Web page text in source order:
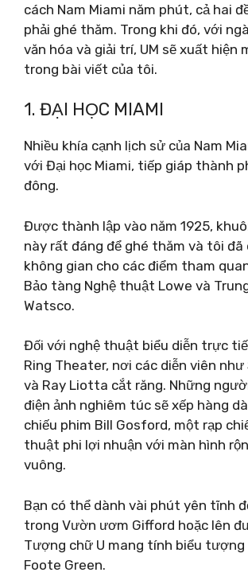
cách Nam Miami năm phút, cả hai
phải ghé thăm. Trong khi đó, với
văn hóa và giải trí, UM sẽ xuất hiện
trong bài viết của tôi.
1. ĐẠI HỌC MIAMI
Nhiều khía cạnh lịch sử của Nam
với Đại học Miami, tiếp giáp thành
đông.
Được thành lập vào năm 1925,
này rất đáng để ghé thăm và tôi đã
không gian cho các điểm tham
Bảo tàng Nghệ thuật Lowe và
Watsco.
Đối với nghệ thuật biểu diễn trực
Ring Theater, nơi các diễn viên như
và Ray Liotta cắt răng. Những
điện ảnh nghiêm túc sẽ xếp hàng
chiếu phim Bill Gosford, một rạp
thuật phi lợi nhuận với màn hình
vuông.
Bạn có thể dành vài phút yên tĩnh
trong Vườn ươm Gifford hoặc lên
Tượng chữ U mang tính biểu
Foote Green.